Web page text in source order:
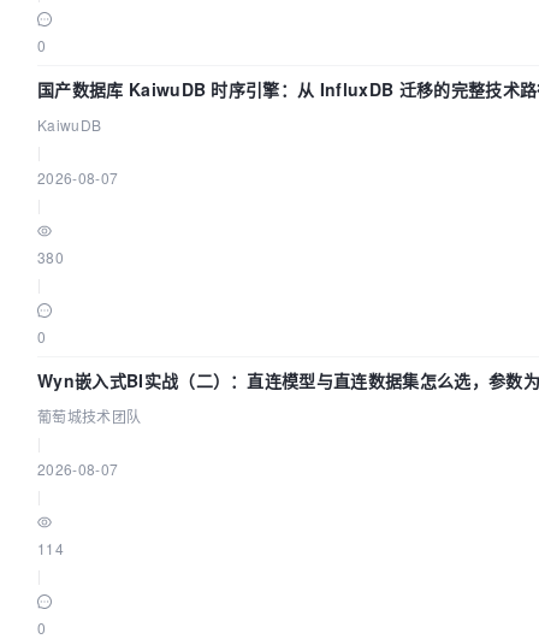
0
国产数据库 KaiwuDB 时序引擎：从 InfluxDB 迁移的完整技术
KaiwuDB
2026-08-07
380
0
Wyn嵌入式BI实战（二）：直连模型与直连数据集怎么选，参数
萄城技术团队
葡萄城技术团队
2026-08-07
114
0